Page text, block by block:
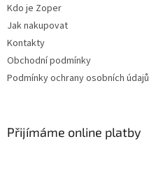
Kdo je Zoper
Jak nakupovat
Kontakty
Obchodní podmínky
Podmínky ochrany osobních údajů
Přijímáme online platby